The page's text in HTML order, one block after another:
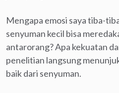
Mengapa emosi saya tiba-
senyuman kecil bisa
antarorang? Apa kekuatan
penelitian langsung
baik dari senyuman.